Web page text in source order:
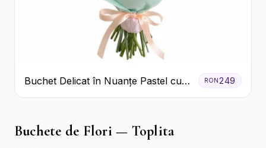
Buchet Delicat în Nuanțe Pastel cu
Trandafiri și Crizanteme Roz
RON249
Buchete de Flori — Toplita